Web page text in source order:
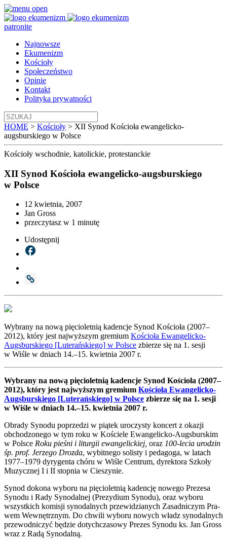
patronite
Najnowsze
Ekumenizm
Kościoły
Społeczeństwo
Opinie
Kontakt
Polityka prywatności
HOME > Kościoły > XII Synod Kościoła ewangelicko-
augsburskiego w Polsce
Kościoły wschodnie, katolickie, protestanckie
XII Synod Kościoła ewangelicko-augsburskiego
w Polsce
12 kwietnia, 2007
Jan Gross
przeczytasz w 1 minutę
Udostępnij
Wybra­ny na nową pię­cio­let­nią kaden­cje Synod Kościo­ła (2007–
2012), któ­ry jest naj­wyż­szym gre­mium Kościo­ła Ewan­ge­lic­ko-
Augs­bur­skie­go [Lute­rań­skie­go] w Pol­sce zbie­rze się na 1. sesji
w Wiśle w dniach 14.–15. kwiet­nia 2007 r.
Wybra­ny na nową pię­cio­let­nią kaden­cje Synod Kościo­ła (2007–
2012), któ­ry jest naj­wyż­szym gre­mium Kościo­ła Ewan­ge­lic­ko-
Augs­bur­skie­go [Lute­rań­skie­go] w Pol­sce zbie­rze się na 1. sesji
w Wiśle w dniach 14.–15. kwiet­nia 2007 r.
Obra­dy Syno­du poprze­dzi w pią­tek uro­czy­sty kon­cert z oka­zji
obcho­dzo­ne­go w tym roku w Koście­le Ewan­ge­lic­ko-Augs­bur­skim
w Pol­sce Roku pie­śni i litur­gii ewan­ge­lic­kiej, oraz 100-lecia uro­dzin
śp. prof. Jerze­go Droz­da, wybit­ne­go soli­sty i peda­go­ga, w latach
1977–1979 dyry­gen­ta chó­ru w Wiśle Cen­trum, dyrek­to­ra Szko­ły
Muzycz­nej I i II stop­nia w Cie­szy­nie.
Synod doko­na wybo­ru na pię­cio­let­nią kaden­cję nowe­go Pre­ze­sa
Syno­du i Rady Syno­dal­nej (Pre­zy­dium Syno­du), oraz wybo­ru
wszyst­kich komi­sji syno­dal­nych prze­wi­dzia­nych Zasad­ni­czym Pra­
wem Wewnętrz­nym. Do chwi­li wybo­ru nowych władz syno­dal­nych
prze­wod­ni­czyć będzie dotych­cza­so­wy Pre­zes Syno­du ks. Jan Gross
wraz z Radą Syno­dal­ną.